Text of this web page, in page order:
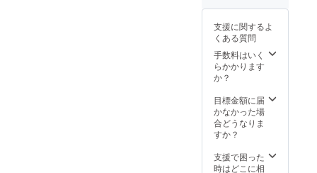
進み、
でんぷ
んが糖
質に変
わって
甘みや
という
特徴が
ありま
丸ごと
のかぼ
たしま
す 送料
が1000
～地域
によっ
て3000
ます…
リター
ン金額
設定で
す。
ます。
期はほ
くほく
少し置
くと
くなり
ます ど
のかぼ
メッ
セージ
支援に関するよ
くある質問
手数料はいく
らかかります
か？
目標金額に届
かなかった場
合どうなりま
すか？
支援で困った
時はどこに相